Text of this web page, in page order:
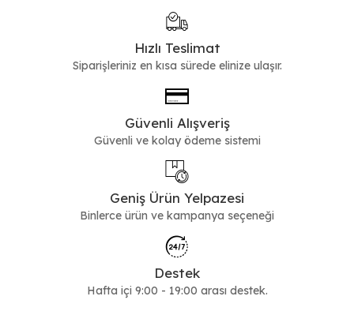
Hızlı Teslimat
Siparişleriniz en kısa sürede elinize ulaşır.
Güvenli Alışveriş
Güvenli ve kolay ödeme sistemi
Geniş Ürün Yelpazesi
Binlerce ürün ve kampanya seçeneği
Destek
Hafta içi 9:00 - 19:00 arası destek.